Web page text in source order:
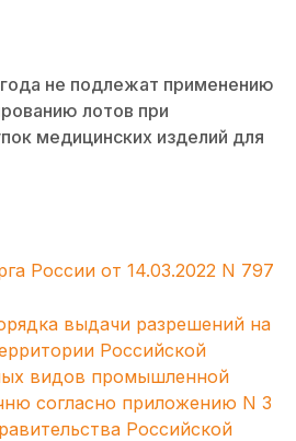
не подлежат применению
лотов при
медицинских изделий для
России от 14.03.2022 N 797
выдачи разрешений на
Российской
видов промышленной
согласно приложению N 3
Российской